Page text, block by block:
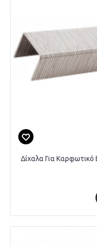
Δίχαλα Για